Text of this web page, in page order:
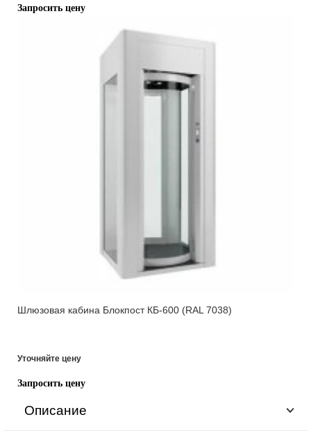
Запросить цену
Шлюзовая кабина Блокпост КБ-600 (RAL 7038)
Уточняйте цену
Запросить цену
Описание